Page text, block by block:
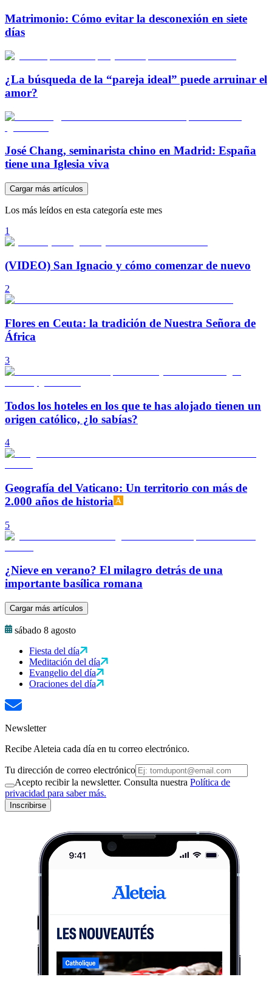
Matrimonio: Cómo evitar la desconexión en siete
días
¿La búsqueda de la “pareja ideal” puede arruinar el
amor?
José Chang, seminarista chino en Madrid: España
tiene una Iglesia viva
Cargar más artículos
Los más leídos en esta categoría este mes
1
(VIDEO) San Ignacio y cómo comenzar de nuevo
2
Flores en Ceuta: la tradición de Nuestra Señora de
África
3
Todos los hoteles en los que te has alojado tienen un
origen católico, ¿lo sabías?
4
Geografía del Vaticano: Un territorio con más de
2.000 años de historia
5
¿Nieve en verano? El milagro detrás de una
importante basílica romana
Cargar más artículos
sábado 8 agosto
Fiesta del día
Meditación del día
Evangelio del día
Oraciones del día
Newsletter
Recibe Aleteia cada día en tu correo electrónico.
Tu dirección de correo electrónico
Acepto recibir la newsletter. Consulta nuestra Política de
privacidad para saber más.
Inscribirse